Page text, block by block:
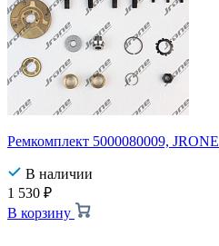
Ремкомплект 5000080009, JRONE
В наличии
1 530 ₽
В корзину